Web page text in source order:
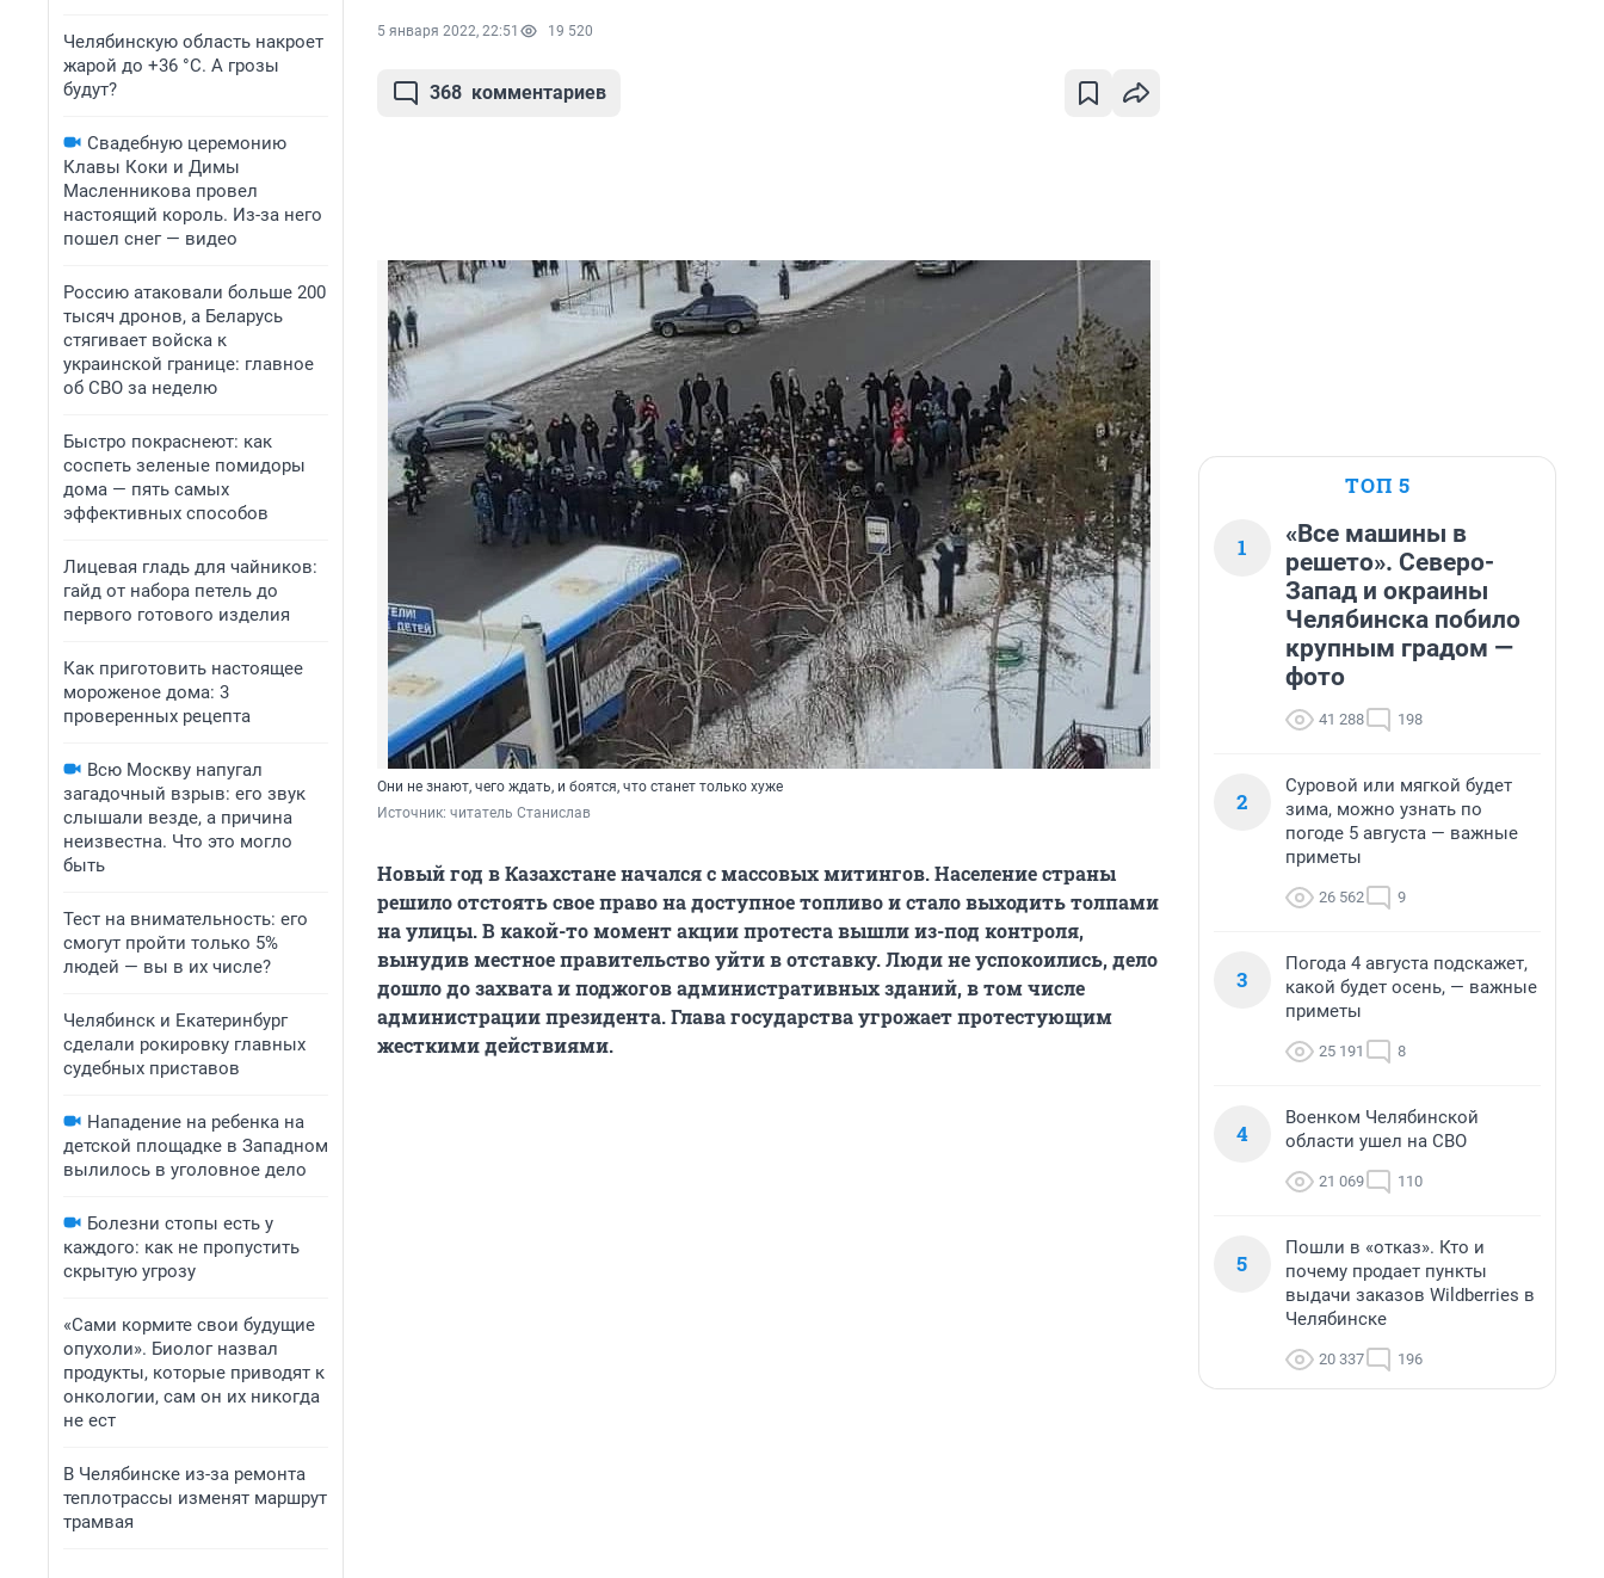
Челябинскую область накроет
жарой до +36 °C. А грозы
будут?
Свадебную церемонию
Клавы Коки и Димы
Масленникова провел
настоящий король. Из-за него
пошел снег — видео
Россию атаковали больше 200
тысяч дронов, а Беларусь
стягивает войска к
украинской границе: главное
об СВО за неделю
Быстро покраснеют: как
соспеть зеленые помидоры
дома — пять самых
эффективных способов
Лицевая гладь для чайников:
гайд от набора петель до
первого готового изделия
Как приготовить настоящее
мороженое дома: 3
проверенных рецепта
Всю Москву напугал
загадочный взрыв: его звук
слышали везде, а причина
неизвестна. Что это могло
быть
Тест на внимательность: его
смогут пройти только 5%
людей — вы в их числе?
Челябинск и Екатеринбург
сделали рокировку главных
судебных приставов
Нападение на ребенка на
детской площадке в Западном
вылилось в уголовное дело
Болезни стопы есть у
каждого: как не пропустить
скрытую угрозу
«Сами кормите свои будущие
опухоли». Биолог назвал
продукты, которые приводят к
онкологии, сам он их никогда
не ест
В Челябинске из-за ремонта
теплотрассы изменят маршрут
трамвая
5 января 2022, 22:51 19 520
368 комментариев
Они не знают, чего ждать, и боятся, что станет только хуже
Источник: читатель Станислав
Новый год в Казахстане начался с массовых митингов.Население страны
решило отстоять свое право на доступное топливо и стало выходить толпами
на улицы. В какой-то момент акции протеста вышли из-под контроля,
вынудив местноеправительство уйти в отставку. Люди не успокоились, дело
дошло до захвата и поджогов административных зданий, в том числе
администрации президента. Глава государства угрожает протестующим
жесткими действиями.
ТОП 5
1
«Все машины в
решето». Северо-
Запад и окраины
Челябинска побило
крупным градом —
фото
41 288 198
2
Суровой или мягкой будет
зима, можно узнать по
погоде 5 августа — важные
приметы
26 562 9
3
Погода 4 августа подскажет,
какой будет осень, — важные
приметы
25 191 8
4
Военком Челябинской
области ушел на СВО
21 069 110
5
Пошли в «отказ». Кто и
почему продает пункты
выдачи заказов Wildberries в
Челябинске
20 337 196